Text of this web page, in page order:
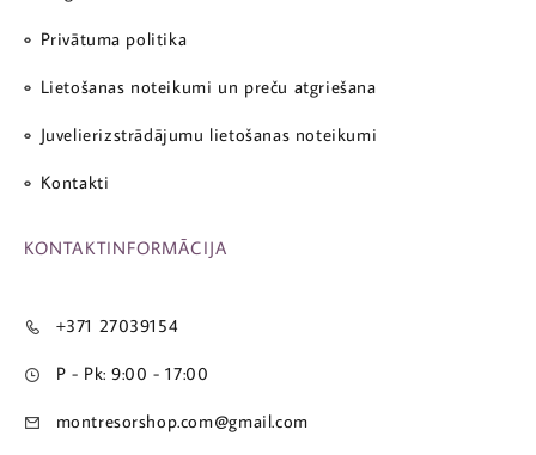
Privātuma politika
Lietošanas noteikumi un preču atgriešana
Juvelierizstrādājumu lietošanas noteikumi
Kontakti
KONTAKTINFORMĀCIJA
+371 27039154
P - Pk: 9:00 - 17:00
montresorshop.com@gmail.com